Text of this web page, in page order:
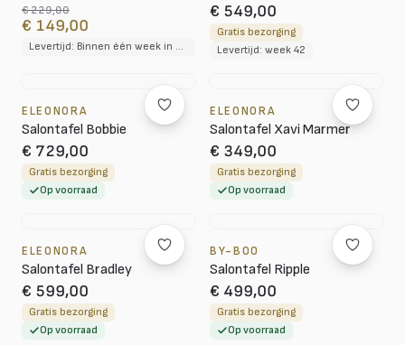
€ 229,00
€ 149,00
Levertijd: Binnen één week in huis
€ 549,00
Gratis bezorging
Levertijd: week 42
ELEONORA
Salontafel Bobbie
€ 729,00
Gratis bezorging
Op voorraad
ELEONORA
Salontafel Xavi Marmer
€ 349,00
Gratis bezorging
Op voorraad
ELEONORA
Salontafel Bradley
€ 599,00
Gratis bezorging
Op voorraad
BY-BOO
Salontafel Ripple
€ 499,00
Gratis bezorging
Op voorraad